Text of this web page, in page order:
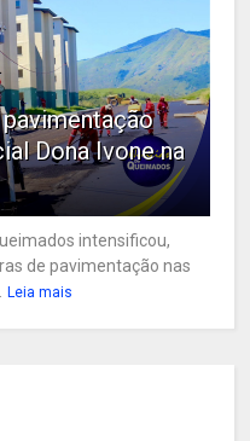
pavimentação
Dona Ivone na
intensificou,
de pavimentação nas
Leia mais